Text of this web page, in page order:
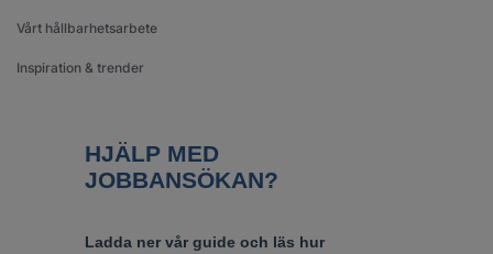
Vårt hållbarhetsarbete
Inspiration & trender